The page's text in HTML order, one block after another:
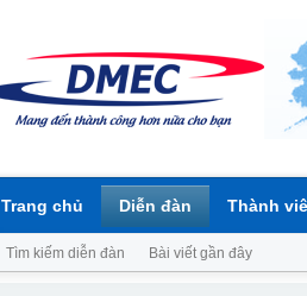
Trang chủ Diễn đàn
Tìm kiếm diễn đàn Bài viết gần đây
Thành